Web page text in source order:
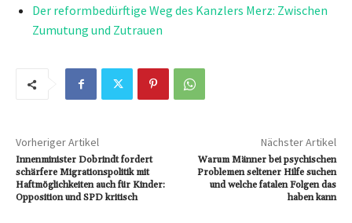
Der reformbedürftige Weg des Kanzlers Merz: Zwischen
Zumutung und Zutrauen
Vorheriger Artikel
Innenminister Dobrindt fordert
schärfere Migrationspolitik mit
Haftmöglichkeiten auch für Kinder:
Opposition und SPD kritisch
Nächster Artikel
Warum Männer bei psychischen
Problemen seltener Hilfe suchen
und welche fatalen Folgen das
haben kann